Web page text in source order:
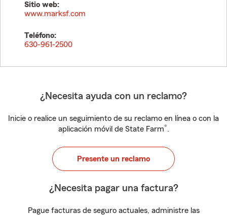
Sitio web:
www.marksf.com
Teléfono:
630-961-2500
¿Necesita ayuda con un reclamo?
Inicie o realice un seguimiento de su reclamo en línea o con la
aplicación móvil de State Farm®.
Presente un reclamo
¿Necesita pagar una factura?
Pague facturas de seguro actuales, administre las